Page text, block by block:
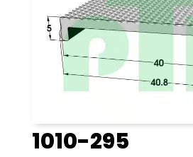
1010-295